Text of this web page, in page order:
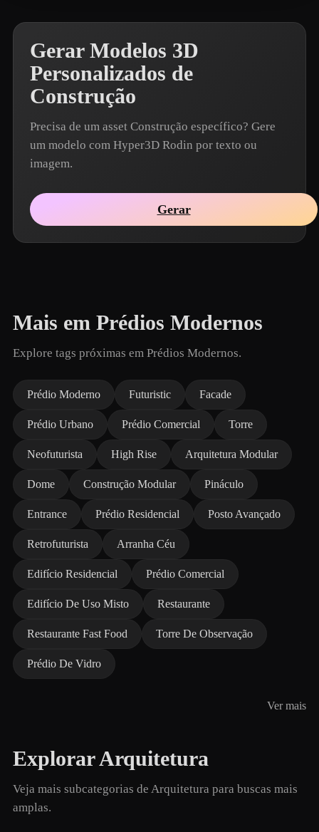
Gerar Modelos 3D
Personalizados de
Construção
Precisa de um asset Construção específico? Gere
um modelo com Hyper3D Rodin por texto ou
imagem.
Gerar
Mais em Prédios Modernos
Explore tags próximas em Prédios Modernos.
Prédio Moderno Futuristic Facade
Prédio Urbano Prédio Comercial Torre
Neofuturista High Rise Arquitetura Modular
Dome Construção Modular Pináculo
Entrance Prédio Residencial Posto Avançado
Retrofuturista Arranha Céu
Edifício Residencial Prédio Comercial
Edifício De Uso Misto Restaurante
Restaurante Fast Food Torre De Observação
Prédio De Vidro
Ver mais
Explorar Arquitetura
Veja mais subcategorias de Arquitetura para buscas mais
amplas.